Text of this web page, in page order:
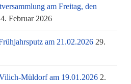
am Freitag, den
Februar 2026
am 21.02.2026 29.
Müldorf am 19.01.2026 2.